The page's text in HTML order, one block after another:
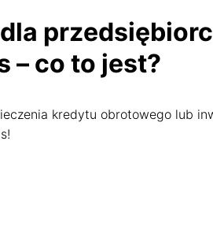
– co to jest?
kredytu obrotowego lub